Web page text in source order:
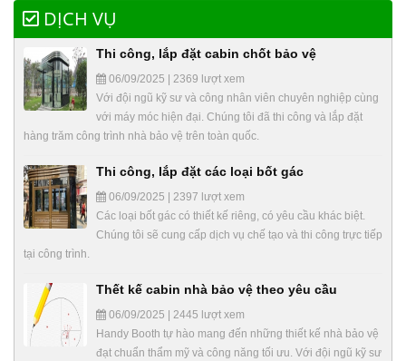
DỊCH VỤ
Thi công, lắp đặt cabin chốt bảo vệ
06/09/2025 | 2369 lượt xem
Với đội ngũ kỹ sư và công nhân viên chuyên nghiệp cùng
với máy móc hiện đại. Chúng tôi đã thi công và lắp đặt
hàng trăm công trình nhà bảo vệ trên toàn quốc.
Thi công, lắp đặt các loại bốt gác
06/09/2025 | 2397 lượt xem
Các loại bốt gác có thiết kế riêng, có yêu cầu khác biệt.
Chúng tôi sẽ cung cấp dịch vụ chế tạo và thi công trực tiếp
tại công trình.
Thết kế cabin nhà bảo vệ theo yêu cầu
06/09/2025 | 2445 lượt xem
Handy Booth tự hào mang đến những thiết kế nhà bảo vệ
đạt chuẩn thẩm mỹ và công năng tối ưu. Với đội ngũ kỹ sư